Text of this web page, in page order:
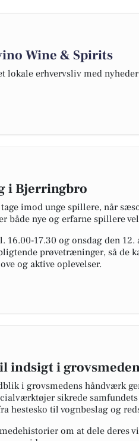
Wine & Spirits
erhvervsliv med
i Bjerringbro
imod unge spillere, når
nye og erfarne spillere
17.30 og onsdag den
prøvetræninger, så de
og aktive oplevelser.
indsigt i
i grovsmedens håndværk
sikrede
hestesko til vognbeslag og
om at dele deres